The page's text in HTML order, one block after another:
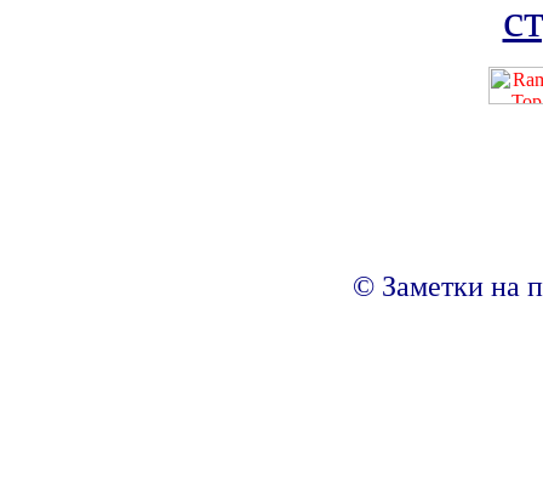
© Заметки на